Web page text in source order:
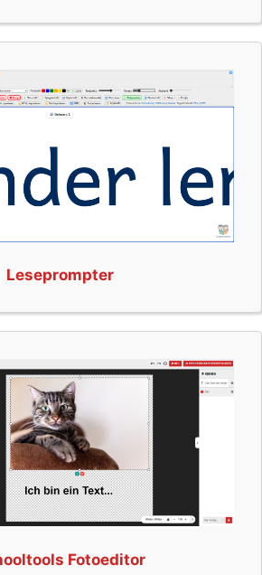
Leseprompter
Fotoeditor